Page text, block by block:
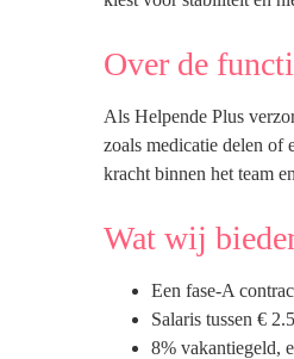
Over de
Als Helpende Plus
zoals medicatie delen of
kracht binnen het team
Wat wij
Een fase-A
Salaris tussen €
8% vakantiegeld,